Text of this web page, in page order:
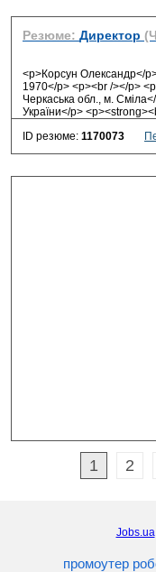
Резюме: Директор
<p>Корсун Олександр</
1970</p> <p><br /></p>
Черкаська обл., м.
України</p>
ID резюме: 1170073
1 2
Jobs.ua
промоутер